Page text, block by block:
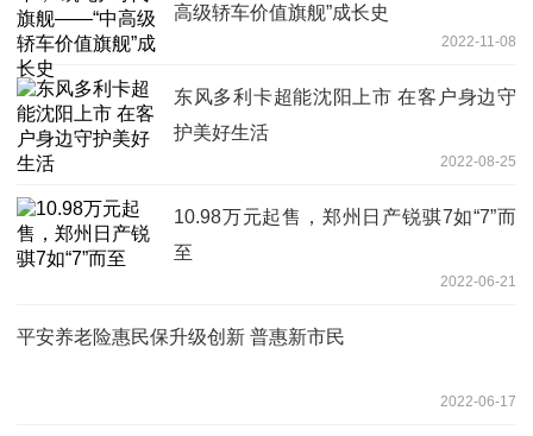
高级轿车价值旗舰”成长史
2022-11-08
东风多利卡超能沈阳上市 在客户身边守
护美好生活
2022-08-25
10.98万元起售，郑州日产锐骐7如“7”而
至
2022-06-21
平安养老险惠民保升级创新 普惠新市民
2022-06-17